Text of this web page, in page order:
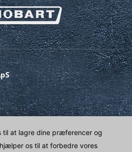
til at lagre dine præferencer og
os til at forbedre vores